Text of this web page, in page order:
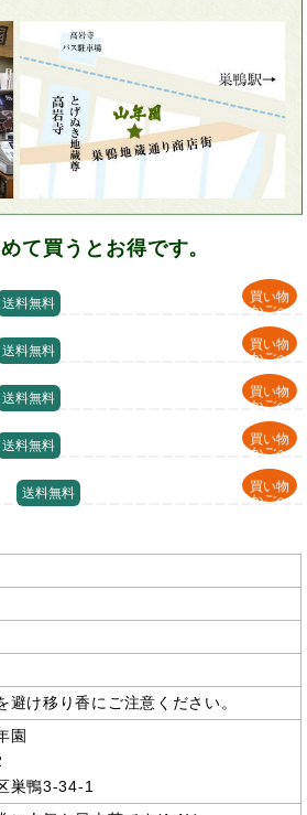
て買うとお得です。
買い物
かごへ
送料無料
買い物
かごへ
送料無料
買い物
かごへ
送料無料
買い物
かごへ
送料無料
買い物
かごへ
送料無料
避け移り香にご注意ください。
園
巣鴨3-34-1